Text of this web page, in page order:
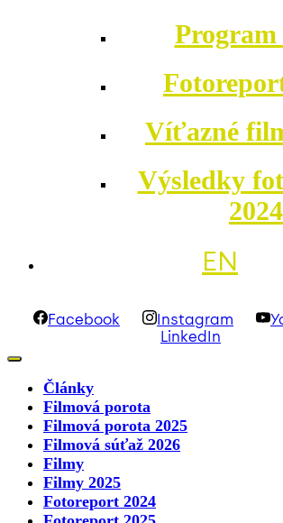
Program
Víťazné
Výsledky
2024
EN
Facebook Instagram
LinkedIn
Články
Filmová porota
Filmová porota 2025
Filmová súťaž 2026
Filmy
Filmy 2025
Fotoreport 2024